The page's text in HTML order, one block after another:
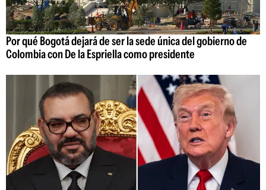
Por qué Bogotá dejará de ser la sede única del gobierno de
Colombia con De la Espriella como presidente